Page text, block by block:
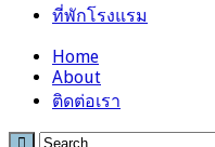
ที่พักโรงแรม
Home
About
ติดต่อเรา